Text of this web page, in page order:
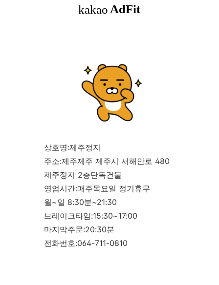
상호명:제주정지
주소:제주제주 제주시 서해안로 480
제주정지 2층단독건물
영업시간:매주목요일 정기휴무
월~일 8:30분~21:30
브레이크타임:15:30~17:00
마지막주문:20:30분
전화번호:064-711-0810